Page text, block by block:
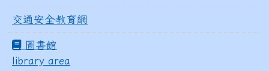
交通安全教育網
圖書館
library area